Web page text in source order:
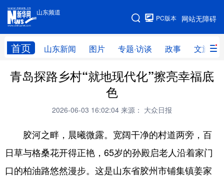
山东频道
网站无障碍
PC版本
首页 山东新闻 图片 专题·访谈 政事 文旅
手机版
网站地图
学习进行时 高层 时政 人事
全球连线
科技 科普 体育 文化
健康 军事 访谈 视频
青岛探路乡村“就地现代化”擦亮幸福底
色
2026-06-03 16:02:04 来源： 大众日报
胶河之畔，晨曦微露。宽阔干净的村道两旁，百
日草与格桑花开得正艳，65岁的孙殿启老人沿着家门
口的柏油路悠然漫步。这是山东省胶州市铺集镇姜家